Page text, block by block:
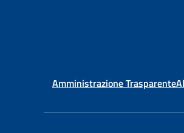
Amministrazione Trasparente